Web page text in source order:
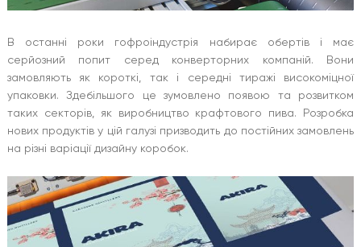
В останні роки гофроіндустрія набирає обертів і має
серйозний попит серед конверторних компаній. Вони
замовляють як короткі, так і середні тиражі високоміцної
упаковки. Здебільшого це зумовлено появою та розвитком
таких секторів, як виробництво крафтового пива. Розробка
нових продуктів у цій галузі призводить до постійних замовлень
на різні варіації дизайну коробок.